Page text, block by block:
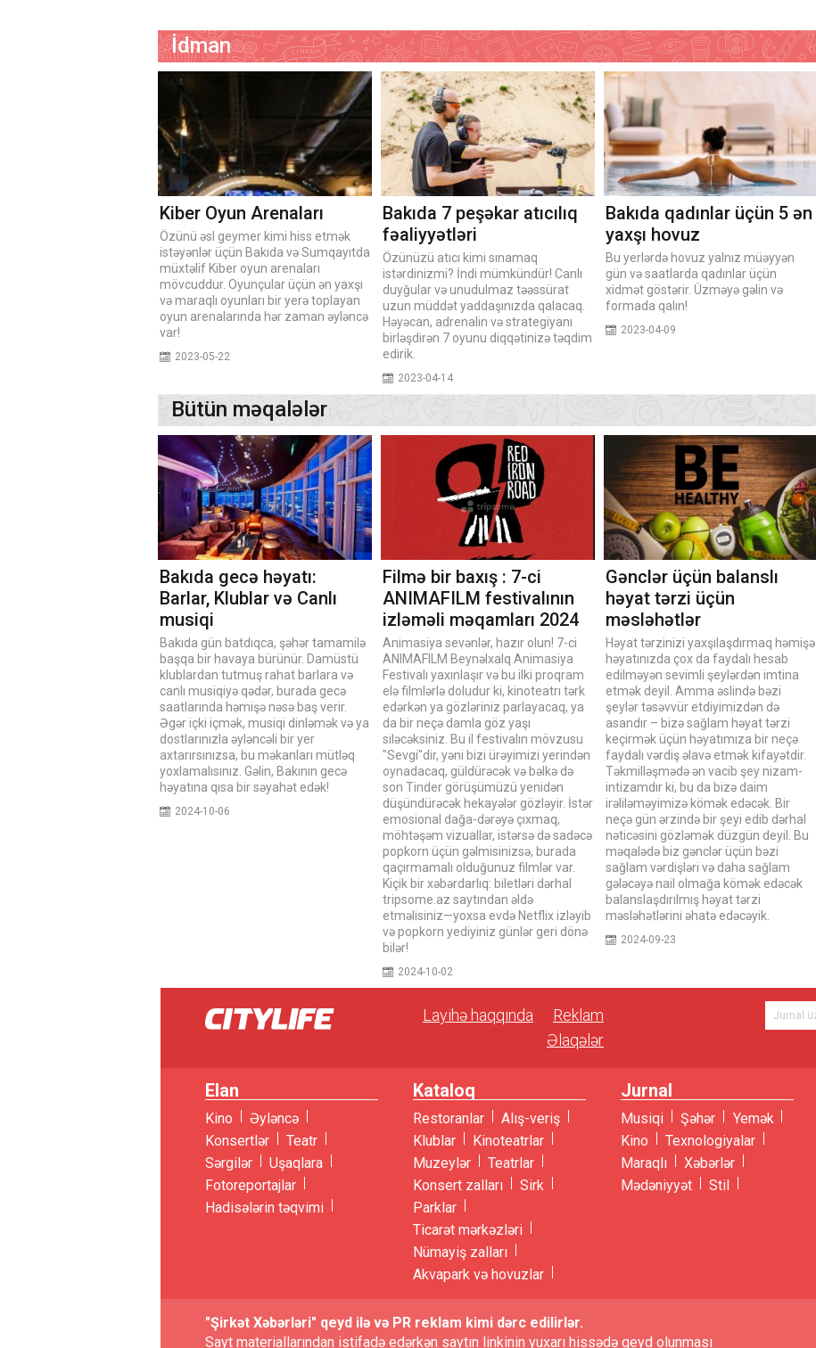
İdman
Kiber Oyun Arenaları
Özünü əsl geymer kimi hiss etmək
istəyənlər üçün Bakıda və Sumqayıtda
müxtəlif Kiber oyun arenaları
mövcuddur. Oyunçular üçün ən yaxşı
və maraqlı oyunları bir yerə toplayan
oyun arenalarında hər zaman əyləncə
var!
2023-05-22
Bakıda 7 peşəkar atıcılıq
fəaliyyətləri
Özünüzü atıcı kimi sınamaq
istərdinizmi? İndi mümkündür! Canlı
duyğular və unudulmaz təəssürat
uzun müddət yaddaşınızda qalacaq.
Həyəcan, adrenalin və strategiyanı
birləşdirən 7 oyunu diqqətinizə təqdim
edirik.
2023-04-14
Bakıda qadınlar üçün 5 ən
yaxşı hovuz
Bu yerlərdə hovuz yalnız müəyyən
gün və saatlarda qadınlar üçün
xidmət göstərir. Üzməyə gəlin və
formada qalın!
2023-04-09
Bütün məqalələr
Bakıda gecə həyatı:
Barlar, Klublar və Canlı
musiqi
Bakıda gün batdıqca, şəhər tamamilə
başqa bir havaya bürünür. Damüstü
klublardan tutmuş rahat barlara və
canlı musiqiyə qədər, burada gecə
saatlarında həmişə nəsə baş verir.
Əgər içki içmək, musiqi dinləmək və ya
dostlarınızla əyləncəli bir yer
axtarırsınızsa, bu məkanları mütləq
yoxlamalısınız. Gəlin, Bakının gecə
həyatına qısa bir səyahət edək!
2024-10-06
Filmə bir baxış : 7-ci
ANIMAFILM festivalının
izləməli məqamları 2024
Animasiya sevənlər, hazır olun! 7-ci
ANIMAFILM Beynəlxalq Animasiya
Festivalı yaxınlaşır və bu ilki proqram
elə filmlərlə doludur ki, kinoteatrı tərk
edərkən ya gözləriniz parlayacaq, ya
da bir neçə damla göz yaşı
siləcəksiniz. Bu il festivalın mövzusu
"Sevgi"dir, yəni bizi ürəyimizi yerindən
oynadacaq, güldürəcək və bəlkə də
son Tinder görüşümüzü yenidən
düşündürəcək hekayələr gözləyir. İstər
emosional dağa-dərəyə çıxmaq,
möhtəşəm vizuallar, istərsə də sadəcə
popkorn üçün gəlmisinizsə, burada
qaçırmamalı olduğunuz filmlər var.
Kiçik bir xəbərdarlıq: biletləri dərhal
tripsome.az saytından əldə
etməlisiniz—yoxsa evdə Netflix izləyib
və popkorn yediyiniz günlər geri dönə
bilər!
2024-10-02
Gənclər üçün balanslı
həyat tərzi üçün
məsləhətlər
Həyat tərzinizi yaxşılaşdırmaq həmişə
həyatınızda çox da faydalı hesab
edilməyən sevimli şeylərdən imtina
etmək deyil. Amma əslində bəzi
şeylər təsəvvür etdiyimizdən də
asandır – bizə sağlam həyat tərzi
keçirmək üçün həyatımıza bir neçə
faydalı vərdiş əlavə etmək kifayətdir.
Təkmilləşmədə ən vacib şey nizam-
intizamdır ki, bu da bizə daim
irəliləməyimizə kömək edəcək. Bir
neçə gün ərzində bir şeyi edib dərhal
nəticəsini gözləmək düzgün deyil. Bu
məqalədə biz gənclər üçün bəzi
sağlam vərdişləri və daha sağlam
gələcəyə nail olmağa kömək edəcək
balanslaşdırılmış həyat tərzi
məsləhətlərini əhatə edəcəyik.
2024-09-23
Layihə haqqında
Reklam
Əlaqələr
Elan
Kino
Əyləncə
Konsertlər
Teatr
Sərgilər
Uşaqlara
Fotoreportajlar
Hadisələrin təqvimi
Kataloq
Restoranlar
Alış-veriş
Klublar
Kinoteatrlar
Muzeylər
Teatrlar
Konsert zalları
Sirk
Parklar
Ticarət mərkəzləri
Nümayiş zalları
Akvapark və hovuzlar
Jurnal
Musiqi Şəhər
Yemək
Kino
Texnologiyalar
Maraqlı
Xəbərlər
Mədəniyyət
Stil
"Şirkət Xəbərləri" qeyd ilə və PR reklam kimi dərc edilirlər.
Sayt materiallarından istifadə edərkən saytın linkinin yuxarı hissədə qeyd olunması